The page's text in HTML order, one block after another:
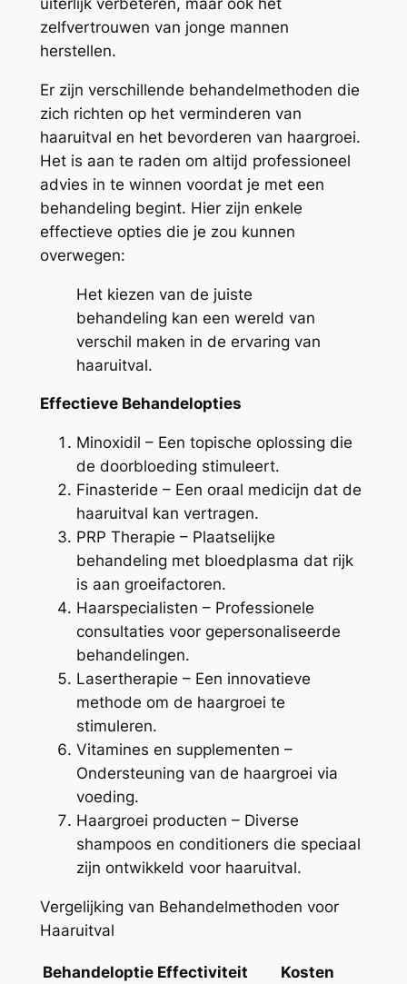
uiterlijk verbeteren, maar ook het
zelfvertrouwen van jonge mannen
herstellen.
Er zijn verschillende behandelmethoden die
zich richten op het verminderen van
haaruitval en het bevorderen van haargroei.
Het is aan te raden om altijd professioneel
advies in te winnen voordat je met een
behandeling begint. Hier zijn enkele
effectieve opties die je zou kunnen
overwegen:
Het kiezen van de juiste
behandeling kan een wereld van
verschil maken in de ervaring van
haaruitval.
Effectieve Behandelopties
Minoxidil – Een topische oplossing die
de doorbloeding stimuleert.
Finasteride – Een oraal medicijn dat de
haaruitval kan vertragen.
PRP Therapie – Plaatselijke
behandeling met bloedplasma dat rijk
is aan groeifactoren.
Haarspecialisten – Professionele
consultaties voor gepersonaliseerde
behandelingen.
Lasertherapie – Een innovatieve
methode om de haargroei te
stimuleren.
Vitamines en supplementen –
Ondersteuning van de haargroei via
voeding.
Haargroei producten – Diverse
shampoos en conditioners die speciaal
zijn ontwikkeld voor haaruitval.
Vergelijking van Behandelmethoden voor
Haaruitval
Behandeloptie Effectiviteit Kosten